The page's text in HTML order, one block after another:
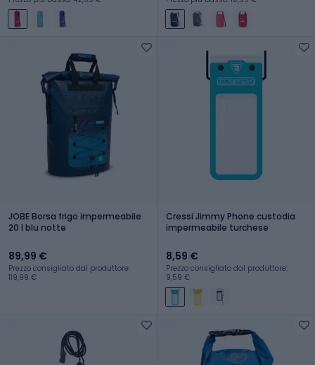
JOBE Borsa frigo impermeabile
20 l blu notte
89,99 €
Prezzo consigliato dal produttore:
119,99 €
Cressi Jimmy Phone custodia
impermeabile turchese
8,59 €
Prezzo consigliato dal produttore:
9,59 €